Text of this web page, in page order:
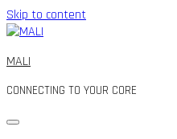
Skip to content
MALI
CONNECTING TO YOUR CORE